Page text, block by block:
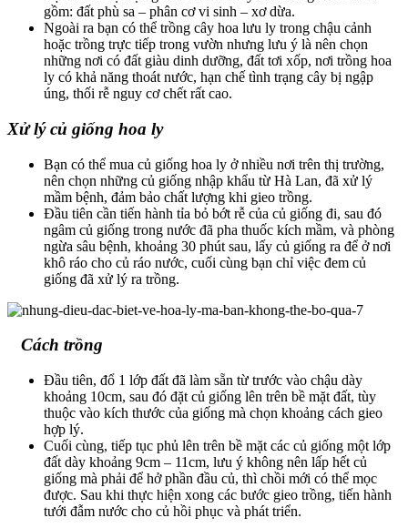
gồm: đất phù sa – phân cơ vi sinh – xơ dừa.
Ngoài ra bạn có thể trồng cây hoa lưu ly trong chậu cảnh
hoặc trồng trực tiếp trong vườn nhưng lưu ý là nên chọn
những nơi có đất giàu dinh dưỡng, đất tơi xốp, nơi trồng hoa
ly có khả năng thoát nước, hạn chế tình trạng cây bị ngập
úng, thối rễ nguy cơ chết rất cao.
Xử lý củ giống hoa ly
Bạn có thể mua củ giống hoa ly ở nhiều nơi trên thị trường,
nên chọn những củ giống nhập khẩu từ Hà Lan, đã xử lý
mầm bệnh, đảm bảo chất lượng khi gieo trồng.
Đầu tiên cần tiến hành tỉa bỏ bớt rễ của củ giống đi, sau đó
ngâm củ giống trong nước đã pha thuốc kích mầm, và phòng
ngừa sâu bệnh, khoảng 30 phút sau, lấy củ giống ra để ở nơi
khô ráo cho củ ráo nước, cuối cùng bạn chỉ việc đem củ
giống đã xử lý ra trồng.
Cách trồng
Đầu tiên, đổ 1 lớp đất đã làm sẵn từ trước vào chậu dày
khoảng 10cm, sau đó đặt củ giống lên trên bề mặt đất, tùy
thuộc vào kích thước của giống mà chọn khoảng cách gieo
hợp lý.
Cuối cùng, tiếp tục phủ lên trên bề mặt các củ giống một lớp
đất dày khoảng 9cm – 11cm, lưu ý không nên lấp hết củ
giống mà phải để hở phần đầu củ, thì chồi mới có thể mọc
được. Sau khi thực hiện xong các bước gieo trồng, tiến hành
tưới đẫm nước cho củ hồi phục và phát triển.